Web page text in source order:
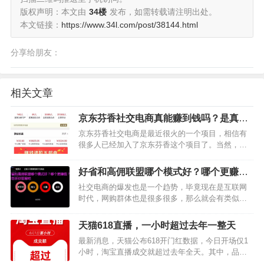
版权声明：本文由 34楼 发布，如需转载请注明出处。
本文链接： https://www.34l.com/post/38144.html
分享给朋友：
相关文章
京东芬香社交电商真能赚到钱吗？是真的
假的？
京东芬香社交电商是最近很火的一个项目，相信有
很多人已经加入了京东芬香这个项目了。当然，虽
否真实，合法。因此问京东芬香社交电商真能赚到
钱吗？是真的假的？这类朋友非常多，下面就告诉
大家真相吧。首先，这…
好省和高佣联盟哪个模式好？哪个更赚
钱？我来告诉你答案吧
社交电商的爆发也是一个趋势，毕竟现在是互联网
时代，网购群体也是很多很多，那么就会有类似好
高佣联盟哪个模式好一些呢，哪个佣金高更加赚钱
呢？下面一起来分析下吧。…
天猫618直播，一小时超过去年一整天
最新消息，天猫公布618开门红数据，今日开场仅1
小时，淘宝直播成交就超过去年全天。其中，品牌